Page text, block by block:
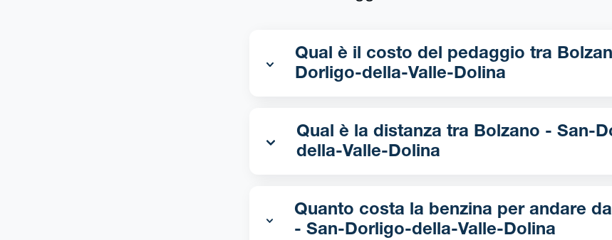
Qual è il costo del pedaggio tra Bolzano - San-
Dorligo-della-Valle-Dolina
Qual è la distanza tra Bolzano - San-Dorligo-
della-Valle-Dolina
Quanto costa la benzina per andare da Bolzano
- San-Dorligo-della-Valle-Dolina